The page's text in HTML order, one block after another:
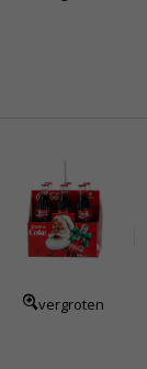
vergroten